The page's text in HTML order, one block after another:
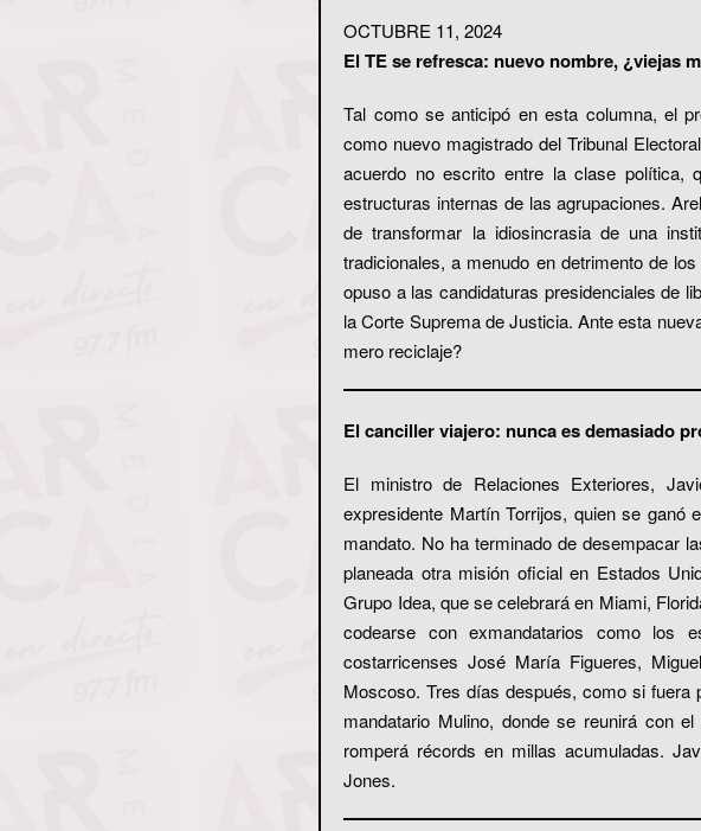
OCTUBRE 11, 2024
El TE se refresca: nuevo nombre, ¿viejas
Tal como se anticipó en esta columna, el
como nuevo magistrado del Tribunal
acuerdo no escrito entre la clase política,
estructuras internas de las agrupaciones.
de transformar la idiosincrasia de una
tradicionales, a menudo en detrimento de
opuso a las candidaturas presidenciales de
la Corte Suprema de Justicia. Ante esta
mero reciclaje?
El canciller viajero: nunca es demasiado
El ministro de Relaciones Exteriores,
expresidente Martín Torrijos, quien se ganó
mandato. No ha terminado de desempacar
planeada otra misión oficial en Estados
Grupo Idea, que se celebrará en Miami,
codearse con exmandatarios como los
costarricenses José María Figueres,
Moscoso. Tres días después, como si
mandatario Mulino, donde se reunirá con
romperá récords en millas acumuladas.
Jones.